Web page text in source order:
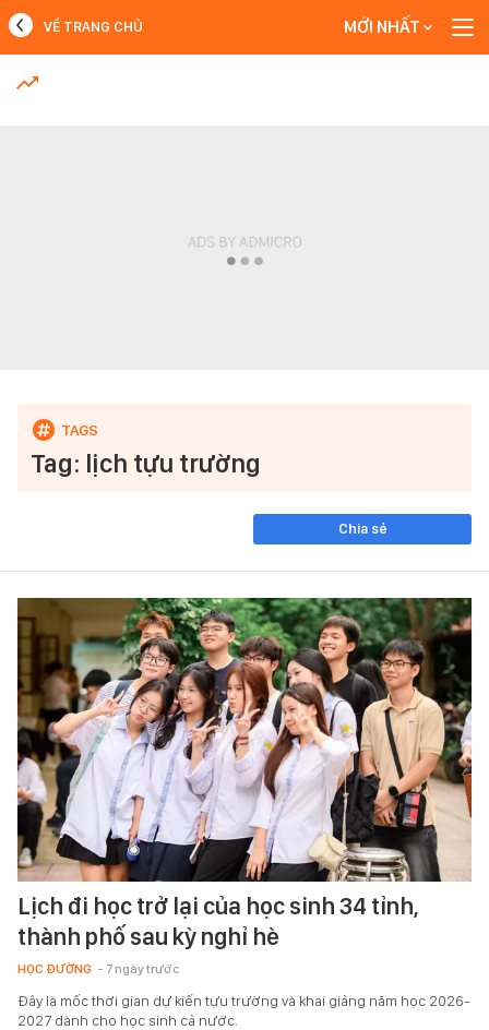
MỚI NHẤT
VỀ TRANG CHỦ MỚI NHẤT
Tag: lịch tựu trường
Chia sẻ
Lịch đi học trở lại của học sinh 34 tỉnh,
thành phố sau kỳ nghỉ hè
HỌC ĐƯỜNG - 7 ngày trước
Đây là mốc thời gian dự kiến tựu trường và khai giảng năm học 2026-
2027 dành cho học sinh cả nước.